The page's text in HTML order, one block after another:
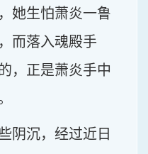
她生怕萧炎一鲁
而落入魂殿手
，正是萧炎手中
阴沉，经过近日